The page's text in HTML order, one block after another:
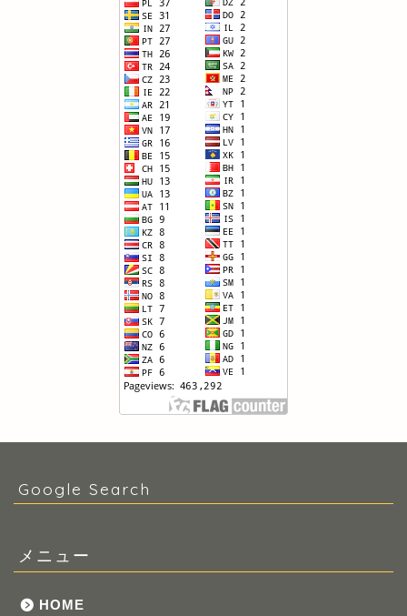
Google Search
メニュー
HOME